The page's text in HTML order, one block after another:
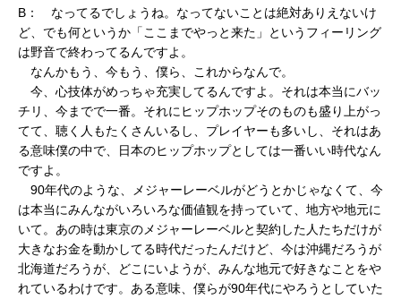
B： なってるでしょうね。なってないことは絶対ありえないけ
ど、でも何というか「ここまでやっと来た」というフィーリング
は野音で終わってるんですよ。
なんかもう、今もう、僕ら、これからなんで。
今、心技体がめっちゃ充実してるんですよ。それは本当にバッ
チリ、今までで一番。それにヒップホップそのものも盛り上がっ
てて、聴く人もたくさんいるし、プレイヤーも多いし、それはあ
る意味僕の中で、日本のヒップホップとしては一番いい時代なん
ですよ。
90年代のような、メジャーレーベルがどうとかじゃなくて、今
は本当にみんながいろいろな価値観を持っていて、地方や地元に
いて。あの時は東京のメジャーレーベルと契約した人たちだけが
大きなお金を動かしてる時代だったんだけど、今は沖縄だろうが
北海道だろうが、どこにいようが、みんな地元で好きなことをや
れているわけです。ある意味、僕らが90年代にやろうとしていた